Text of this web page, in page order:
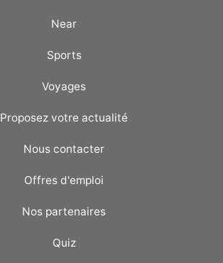
Near
Sports
Voyages
Proposez votre actualité
Nous contacter
Offres d'emploi
Nos partenaires
Quiz